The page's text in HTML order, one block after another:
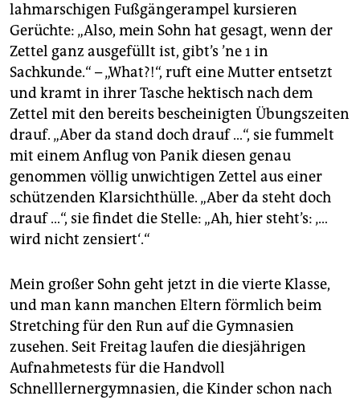
lahmarschigen Fußgängerampel kursieren
Gerüchte: „Also, mein Sohn hat gesagt, wenn der
Zettel ganz ausgefüllt ist, gibt’s ’ne 1 in
Sachkunde.“ – „What?!“, ruft eine Mutter entsetzt
und kramt in ihrer Tasche hektisch nach dem
Zettel mit den bereits bescheinigten Übungszeiten
drauf. „Aber da stand doch drauf …“, sie fummelt
mit einem Anflug von Panik diesen genau
genommen völlig unwichtigen Zettel aus einer
schützenden Klarsichthülle. „Aber da steht doch
drauf …“, sie findet die Stelle: „Ah, hier steht’s: ‚…
wird nicht zensiert‘.“
Mein großer Sohn geht jetzt in die vierte Klasse,
und man kann manchen Eltern förmlich beim
Stretching für den Run auf die Gymnasien
zusehen. Seit Freitag laufen die diesjährigen
Aufnahmetests für die Handvoll
Schnelllernergymnasien, die Kinder schon nach